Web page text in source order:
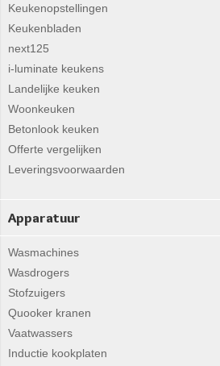
Keukenopstellingen
Keukenbladen
next125
i-luminate keukens
Landelijke keuken
Woonkeuken
Betonlook keuken
Offerte vergelijken
Leveringsvoorwaarden
Apparatuur
Wasmachines
Wasdrogers
Stofzuigers
Quooker kranen
Vaatwassers
Inductie kookplaten